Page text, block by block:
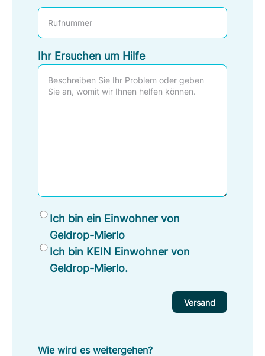
M
i
l
T
e
e
Ihr Ersuchen um Hilfe
E
n
v
Ich bin ein Einwohner von
Geldrop-Mierlo
Ich bin KEIN Einwohner von
Geldrop-Mierlo.
Wie wird es weitergehen?